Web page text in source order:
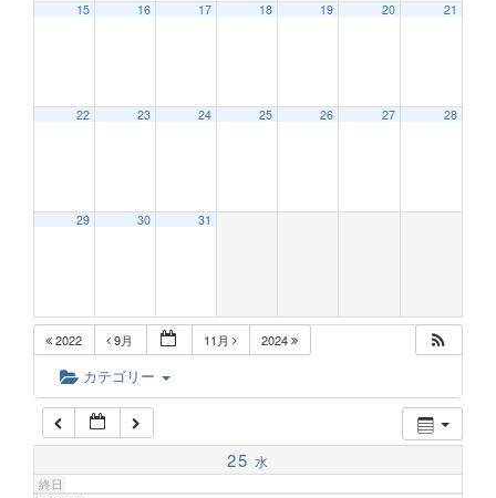
15 16 17 18 19 20 21
22 23 24 25 26 27 28
29 30 31
2022 9月 11月 2024
カテゴリー
25 水
終日
2:00 AM
6:00 AM
7:00 AM